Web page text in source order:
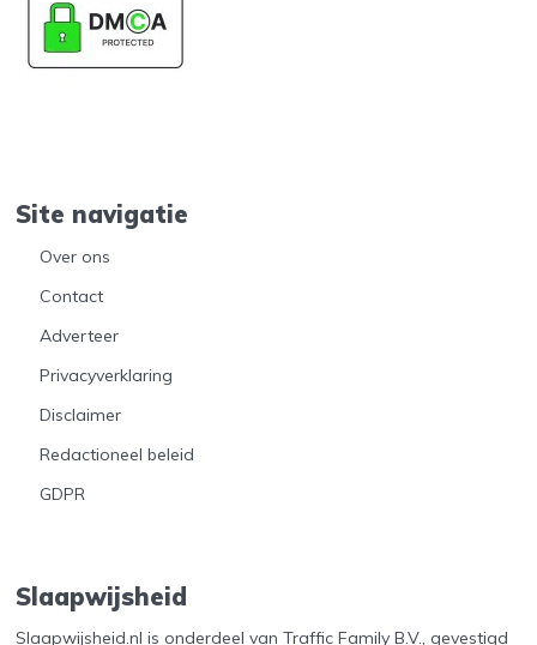
Site navigatie
Over ons
Contact
Adverteer
Privacyverklaring
Disclaimer
Redactioneel beleid
GDPR
Slaapwijsheid
Slaapwijsheid.nl is onderdeel van Traffic Family B.V., gevestigd